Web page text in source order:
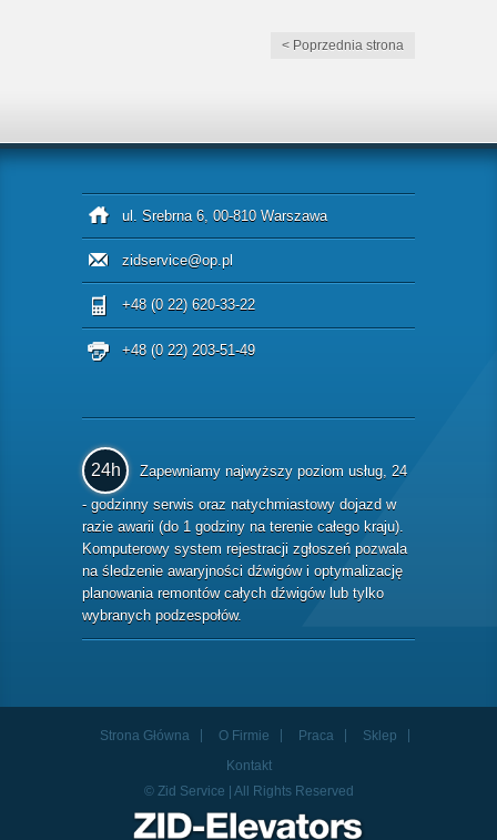
< Poprzednia strona
ul. Srebrna 6, 00-810 Warszawa
zidservice@op.pl
+48 (0 22) 620-33-22
+48 (0 22) 203-51-49
24h
Zapewniamy najwyższy poziom usług, 24
- godzinny serwis oraz natychmiastowy dojazd w
razie awarii (do 1 godziny na terenie całego kraju).
Komputerowy system rejestracji zgłoszeń pozwala
na śledzenie awaryjności dźwigów i optymalizację
planowania remontów całych dźwigów lub tylko
wybranych podzespołów.
Strona Główna O Firmie Praca
Sklep
Kontakt
© Zid Service | All Rights Reserved